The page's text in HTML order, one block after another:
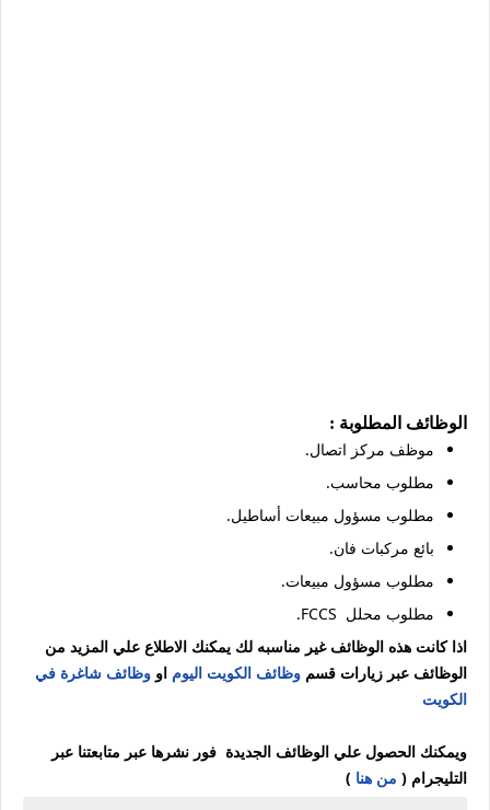
الوظائف المطلوبة :
موظف مركز اتصال.
مطلوب محاسب.
مطلوب مسؤول مبيعات أساطيل.
بائع مركبات فان.
مطلوب مسؤول مبيعات.
مطلوب محلل FCCS.
اذا كانت هذه الوظائف غير مناسبه لك يمكنك الاطلاع علي المزيد من
الوظائف عبر زيارات قسم وظائف الكويت اليوم او وظائف شاغرة في
الكويت
ويمكنك الحصول علي الوظائف الجديدة فور نشرها عبر متابعتنا عبر
التليجرام ( من هنا )